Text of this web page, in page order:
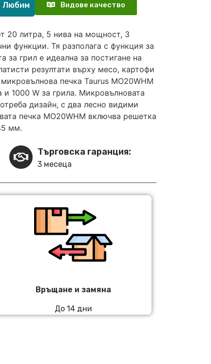
Любим Видове качество
20 литра, 5 нива на мощност, 3
функции. Тя разполага с функция за
за грил е идеална за постигане на
резултати върху месо, картофи
печка Taurus MO20WHM
1000 W за грила. Микровълновата
дизайн, с два лесно видими
печка MO20WHM включва решетка
мм.
Търговска гаранция:
3 месеца
Връщане и замяна
До 14 дни